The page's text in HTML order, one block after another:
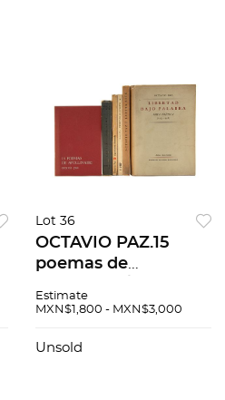
Lot 36
OCTAVIO PAZ.15
poemas de
al campo/Apariencia
del Olmo/Ladera
Estimate
MXN$1,800 - MXN$3,000
Unsold